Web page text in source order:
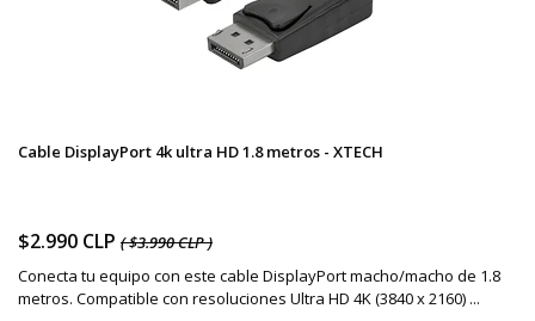
Cable DisplayPort 4k ultra HD 1.8 metros - XTECH
$2.990 CLP ( $3.990 CLP )
Conecta tu equipo con este cable DisplayPort macho/macho de 1.8
metros. Compatible con resoluciones Ultra HD 4K (3840 x 2160) ...